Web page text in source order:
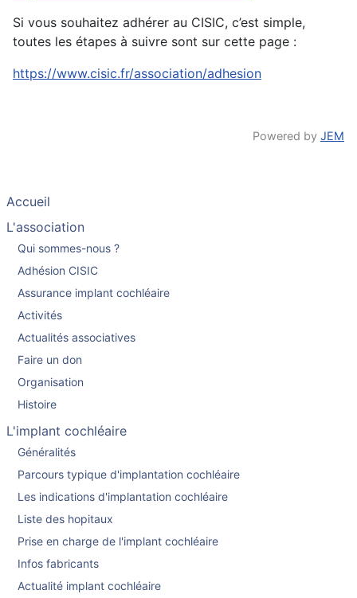
Si vous souhaitez adhérer au CISIC, c’est simple,
toutes les étapes à suivre sont sur cette page :
https://www.cisic.fr/association/adhesion
Powered by JEM
Accueil
L'association
Qui sommes-nous ?
Adhésion CISIC
Assurance implant cochléaire
Activités
Actualités associatives
Faire un don
Organisation
Histoire
L'implant cochléaire
Généralités
Parcours typique d'implantation cochléaire
Les indications d'implantation cochléaire
Liste des hopitaux
Prise en charge de l'implant cochléaire
Infos fabricants
Actualité implant cochléaire